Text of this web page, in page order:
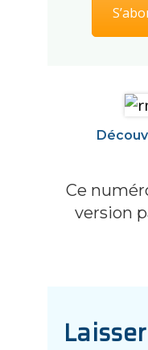
Ce
version